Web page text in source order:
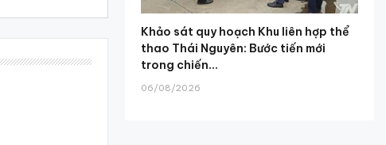
Khảo sát quy hoạch Khu liên hợp thể
thao Thái Nguyên: Bước tiến mới
trong chiến...
06/08/2026